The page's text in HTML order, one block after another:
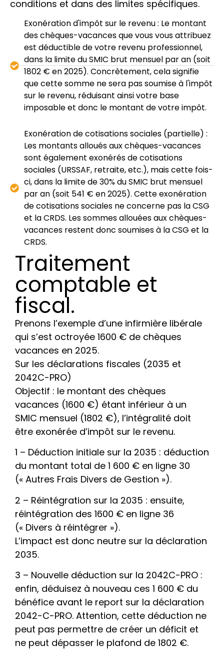
conditions et dans des limites spécifiques.
Exonération d'impôt sur le revenu : Le montant
des chèques-vacances que vous vous attribuez
est déductible de votre revenu professionnel,
dans la limite du SMIC brut mensuel par an (soit
1802 € en 2025). Concrètement, cela signifie
que cette somme ne sera pas soumise à l'impôt
sur le revenu, réduisant ainsi votre base
imposable et donc le montant de votre impôt.
Exonération de cotisations sociales (partielle) :
Les montants alloués aux chèques-vacances
sont également exonérés de cotisations
sociales (URSSAF, retraite, etc.), mais cette fois-
ci, dans la limite de 30% du SMIC brut mensuel
par an (soit 541 € en 2025). Cette exonération
de cotisations sociales ne concerne pas la CSG
et la CRDS. Les sommes allouées aux chèques-
vacances restent donc soumises à la CSG et la
CRDS.
Traitement
comptable et
fiscal.
Prenons l’exemple d’une infirmière libérale
qui s’est octroyée 1600 € de chèques
vacances en 2025.
Sur les déclarations fiscales (2035 et
2042C-PRO)
Objectif : le montant des chèques
vacances (1600 €) étant inférieur à un
SMIC mensuel (1802 €), l’intégralité doit
être exonérée d’impôt sur le revenu.
1 – Déduction initiale sur la 2035 : déduction
du montant total de 1 600 € en ligne 30
(« Autres Frais Divers de Gestion »).
2 – Réintégration sur la 2035 : ensuite,
réintégration des 1600 € en ligne 36
(« Divers à réintégrer »).
L’impact est donc neutre sur la déclaration
2035.
3 – Nouvelle déduction sur la 2042C-PRO :
enfin, déduisez à nouveau ces 1 600 € du
bénéfice avant le report sur la déclaration
2042-C-PRO. Attention, cette déduction ne
peut pas permettre de créer un déficit et
ne peut dépasser le plafond de 1802 €.